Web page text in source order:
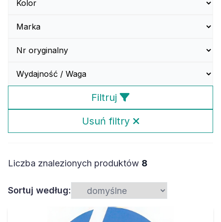
Filtruj
Usuń filtry
Liczba znalezionych produktów 8
Sortuj według: